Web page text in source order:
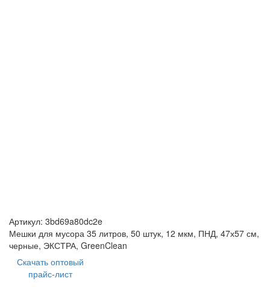
Артикул: 3bd69a80dc2e
Мешки для мусора 35 литров, 50 штук, 12 мкм, ПНД, 47х57 см,
черные, ЭКСТРА, GreenClean
Скачать оптовый
прайс-лист